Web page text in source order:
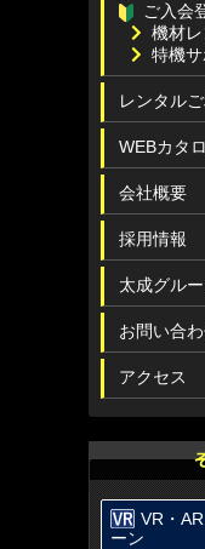
ご入会
機材
特機
レンタル
WEBカタ
会社概要
採用情報
太成グル
お問い合
アクセス
VR・
ーン